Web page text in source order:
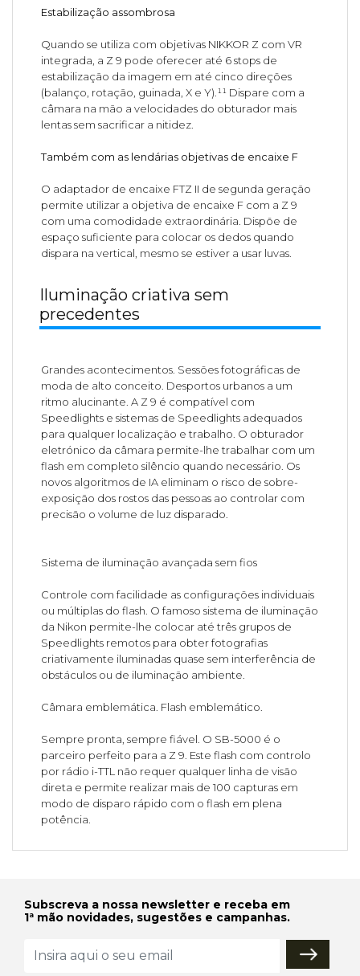
Estabilização assombrosa
Quando se utiliza com objetivas NIKKOR Z com VR
integrada, a Z 9 pode oferecer até 6 stops de
estabilização da imagem em até cinco direções
(balanço, rotação, guinada, X e Y).¹¹ Dispare com a
câmara na mão a velocidades do obturador mais
lentas sem sacrificar a nitidez.
Também com as lendárias objetivas de encaixe F
O adaptador de encaixe FTZ II de segunda geração
permite utilizar a objetiva de encaixe F com a Z 9
com uma comodidade extraordinária. Dispõe de
espaço suficiente para colocar os dedos quando
dispara na vertical, mesmo se estiver a usar luvas.
Iluminação criativa sem
precedentes
Grandes acontecimentos. Sessões fotográficas de
moda de alto conceito. Desportos urbanos a um
ritmo alucinante. A Z 9 é compatível com
Speedlights e sistemas de Speedlights adequados
para qualquer localização e trabalho. O obturador
eletrónico da câmara permite-lhe trabalhar com um
flash em completo silêncio quando necessário. Os
novos algoritmos de IA eliminam o risco de sobre-
exposição dos rostos das pessoas ao controlar com
precisão o volume de luz disparado.
Sistema de iluminação avançada sem fios
Controle com facilidade as configurações individuais
ou múltiplas do flash. O famoso sistema de iluminação
da Nikon permite-lhe colocar até três grupos de
Speedlights remotos para obter fotografias
criativamente iluminadas quase sem interferência de
obstáculos ou de iluminação ambiente.
Câmara emblemática. Flash emblemático.
Sempre pronta, sempre fiável. O SB-5000 é o
parceiro perfeito para a Z 9. Este flash com controlo
por rádio i-TTL não requer qualquer linha de visão
direta e permite realizar mais de 100 capturas em
modo de disparo rápido com o flash em plena
potência.
Subscreva a nossa newsletter e receba em
1ª mão novidades, sugestões e campanhas.